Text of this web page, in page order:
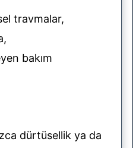
travmalar,
bakım
dürtüsellik ya da